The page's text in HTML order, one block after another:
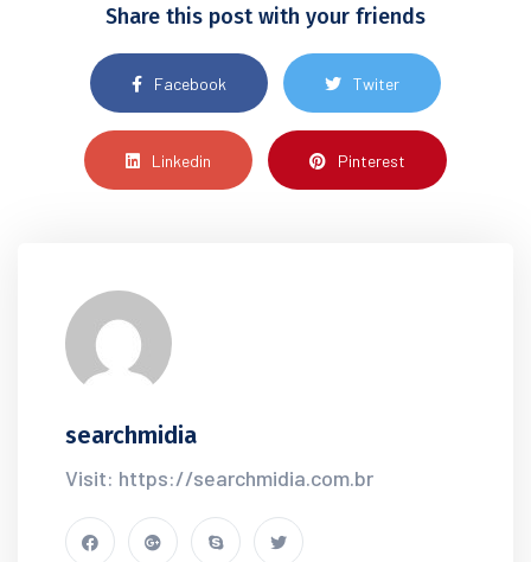
Share this post with your friends
Facebook Twiter
Linkedin Pinterest
searchmidia
Visit: https://searchmidia.com.br